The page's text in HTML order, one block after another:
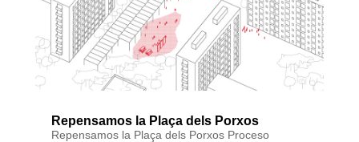
Repensamos la Plaça dels Porxos
Repensamos la Plaça dels Porxos Proceso